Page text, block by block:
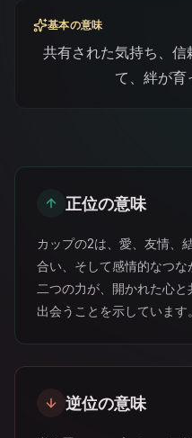
基本の意味
共有された気持ち、
て、絆が育
正位の意味
カップの2は、愛、友情、
合い、そして感情的なつ
二つの力が、開かれた心
出会うことを示しています。
逆位の意味